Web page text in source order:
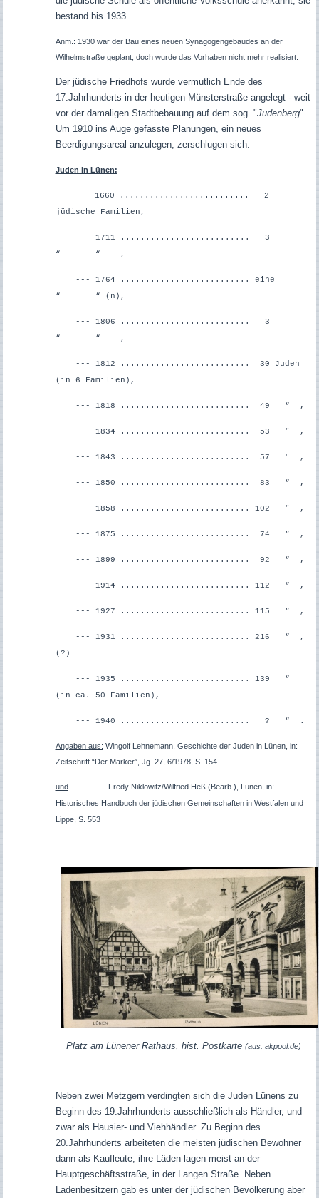
bestand bis 1933.
Anm.: 1930 war der Bau eines neuen Synagogengebäudes an der
Wilhelmstraße geplant; doch wurde das Vorhaben nicht mehr realisiert.
Der jüdische Friedhofs wurde vermutlich Ende des
17.Jahrhunderts in der heutigen Münsterstraße angelegt - weit
vor der damaligen Stadtbebauung auf dem sog. "Judenberg".
Um 1910 ins Auge gefasste Planungen, ein neues
Beerdigungsareal anzulegen, zerschlugen sich.
Juden in Lünen:
--- 1660 .......................... 2
jüdische Familien,
--- 1711 .......................... 3
“ “ ,
--- 1764 .......................... eine
“ “ (n),
--- 1806 .......................... 3
“ “ ,
--- 1812 .......................... 30 Juden
(in 6 Familien),
--- 1818 .......................... 49 “ ,
--- 1834 .......................... 53 " ,
--- 1843 .......................... 57 " ,
--- 1850 .......................... 83 “ ,
--- 1858 .......................... 102 " ,
--- 1875 .......................... 74 “ ,
--- 1899 .......................... 92 “ ,
--- 1914 .......................... 112 “ ,
--- 1927 .......................... 115 “ ,
--- 1931 .......................... 216 “ ,
(?)
--- 1935 .......................... 139 “
(in ca. 50 Familien),
--- 1940 .......................... ? “ .
Angaben aus: Wingolf Lehnemann, Geschichte der Juden in Lünen, in:
Zeitschrift “Der Märker”, Jg. 27, 6/1978, S. 154
und
Fredy Niklowitz/Wilfried Heß (Bearb.), Lünen, in:
Historisches Handbuch der jüdischen Gemeinschaften in Westfalen und
Lippe, S. 553
Platz am Lünener Rathaus, hist. Postkarte(aus: akpool.de)
Neben zwei Metzgern verdingten sich die Juden Lünens zu
Beginn des 19.Jahrhunderts ausschließlich als Händler, und
zwar als Hausier- und Viehhändler. Zu Beginn des
20.Jahrhunderts arbeiteten die meisten jüdischen Bewohner
dann als Kaufleute; ihre Läden lagen meist an der
Hauptgeschäftsstraße, in der Langen Straße. Neben
Ladenbesitzern gab es unter der jüdischen Bevölkerung aber